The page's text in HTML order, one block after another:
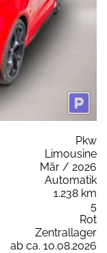
Pkw
Limousine
Mär / 2026
Automatik
1.238 km
5
Rot
Zentrallager
ab ca. 10.08.2026